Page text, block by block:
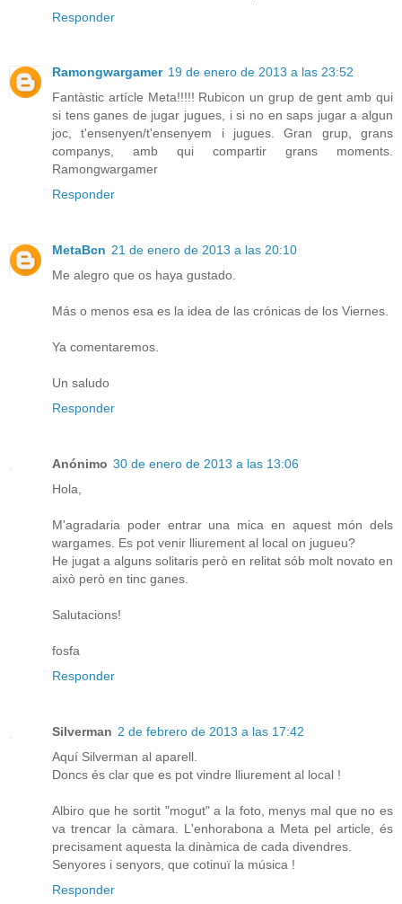
Responder
Ramongwargamer 19 de enero de 2013 a las 23:52
Fantàstic artícle Meta!!!!! Rubicon un grup de gent amb qui
si tens ganes de jugar jugues, i si no en saps jugar a algun
joc, t'ensenyen/t'ensenyem i jugues. Gran grup, grans
companys, amb qui compartir grans moments.
Ramongwargamer
Responder
MetaBcn 21 de enero de 2013 a las 20:10
Me alegro que os haya gustado.
Más o menos esa es la idea de las crónicas de los Viernes.
Ya comentaremos.
Un saludo
Responder
Anónimo 30 de enero de 2013 a las 13:06
Hola,
M'agradaria poder entrar una mica en aquest món dels
wargames. Es pot venir lliurement al local on jugueu?
He jugat a alguns solitaris però en relitat sób molt novato en
això però en tinc ganes.
Salutacions!
fosfa
Responder
Silverman 2 de febrero de 2013 a las 17:42
Aquí Silverman al aparell.
Doncs és clar que es pot vindre lliurement al local !
Albiro que he sortit "mogut" a la foto, menys mal que no es
va trencar la càmara. L'enhorabona a Meta pel article, és
precisament aquesta la dinàmica de cada divendres.
Senyores i senyors, que cotinuï la música !
Responder